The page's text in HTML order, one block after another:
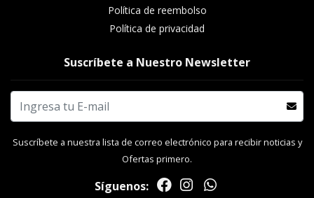
Política de reembolso
Política de privacidad
Suscríbete a Nuestro Newsletter
Suscríbete a nuestra lista de correo electrónico para recibir noticias y
Ofertas primero.
Síguenos: